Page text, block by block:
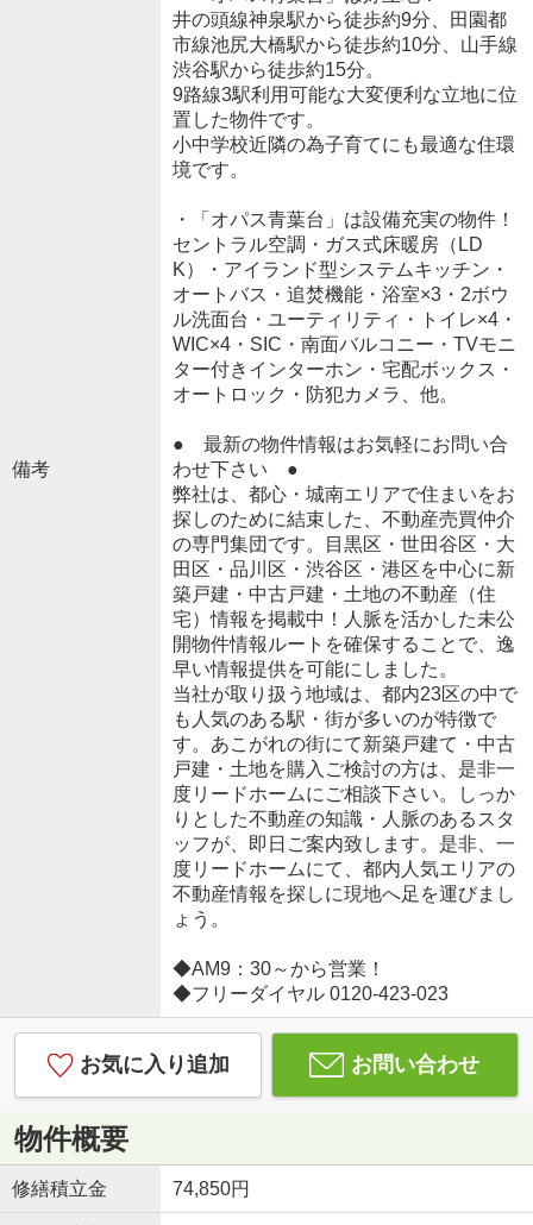
備考
井の頭線神泉駅から徒歩約9分、田園都
市線池尻大橋駅から徒歩約10分、山手線
渋谷駅から徒歩約15分。
9路線3駅利用可能な大変便利な立地に位
置した物件です。
小中学校近隣の為子育てにも最適な住環
境です。
・「オパス青葉台」は設備充実の物件！
セントラル空調・ガス式床暖房（LD
K）・アイランド型システムキッチン・
オートバス・追焚機能・浴室×3・2ボウ
ル洗面台・ユーティリティ・トイレ×4・
WIC×4・SIC・南面バルコニー・TVモニ
ター付きインターホン・宅配ボックス・
オートロック・防犯カメラ、他。
● 最新の物件情報はお気軽にお問い合
わせ下さい ●
弊社は、都心・城南エリアで住まいをお
探しのために結束した、不動産売買仲介
の専門集団です。目黒区・世田谷区・大
田区・品川区・渋谷区・港区を中心に新
築戸建・中古戸建・土地の不動産（住
宅）情報を掲載中！人脈を活かした未公
開物件情報ルートを確保することで、逸
早い情報提供を可能にしました。
当社が取り扱う地域は、都内23区の中で
も人気のある駅・街が多いのが特徴で
す。あこがれの街にて新築戸建て・中古
戸建・土地を購入ご検討の方は、是非一
度リードホームにご相談下さい。しっか
りとした不動産の知識・人脈のあるスタ
ッフが、即日ご案内致します。是非、一
度リードホームにて、都内人気エリアの
不動産情報を探しに現地へ足を運びまし
ょう。
◆AM9：30～から営業！
◆フリーダイヤル 0120-423-023
お気に入り追加 お問い合わせ
物件概要
修繕積立金 74,850円